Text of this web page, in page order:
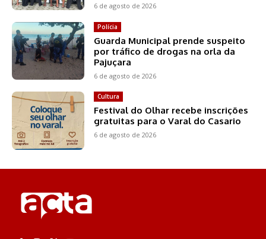
6 de agosto de 2026
Polícia
Guarda Municipal prende suspeito
por tráfico de drogas na orla da
Pajuçara
6 de agosto de 2026
Cultura
Festival do Olhar recebe inscrições
gratuitas para o Varal do Casario
6 de agosto de 2026